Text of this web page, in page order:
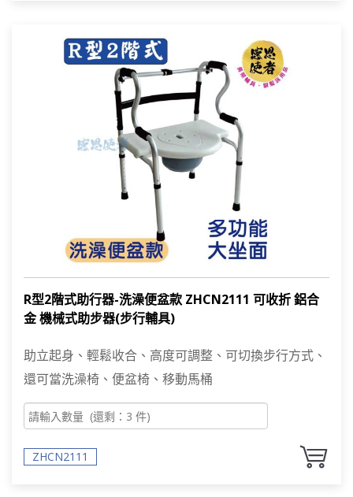
PRODUCT SEARCH產品搜尋
產品搜尋
R型2階式助行器-洗澡便盆款 ZHCN2111 可收折 鋁合
金 機械式助步器(步行輔具)
助立起身、輕鬆收合、高度可調整、可切換步行方式、
還可當洗澡椅、便盆椅、移動馬桶
ZHCN2111